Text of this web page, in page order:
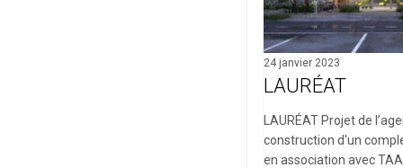
24 janvier 2023
LAURÉAT
LAURÉAT Projet de
construction d'un
en association avec